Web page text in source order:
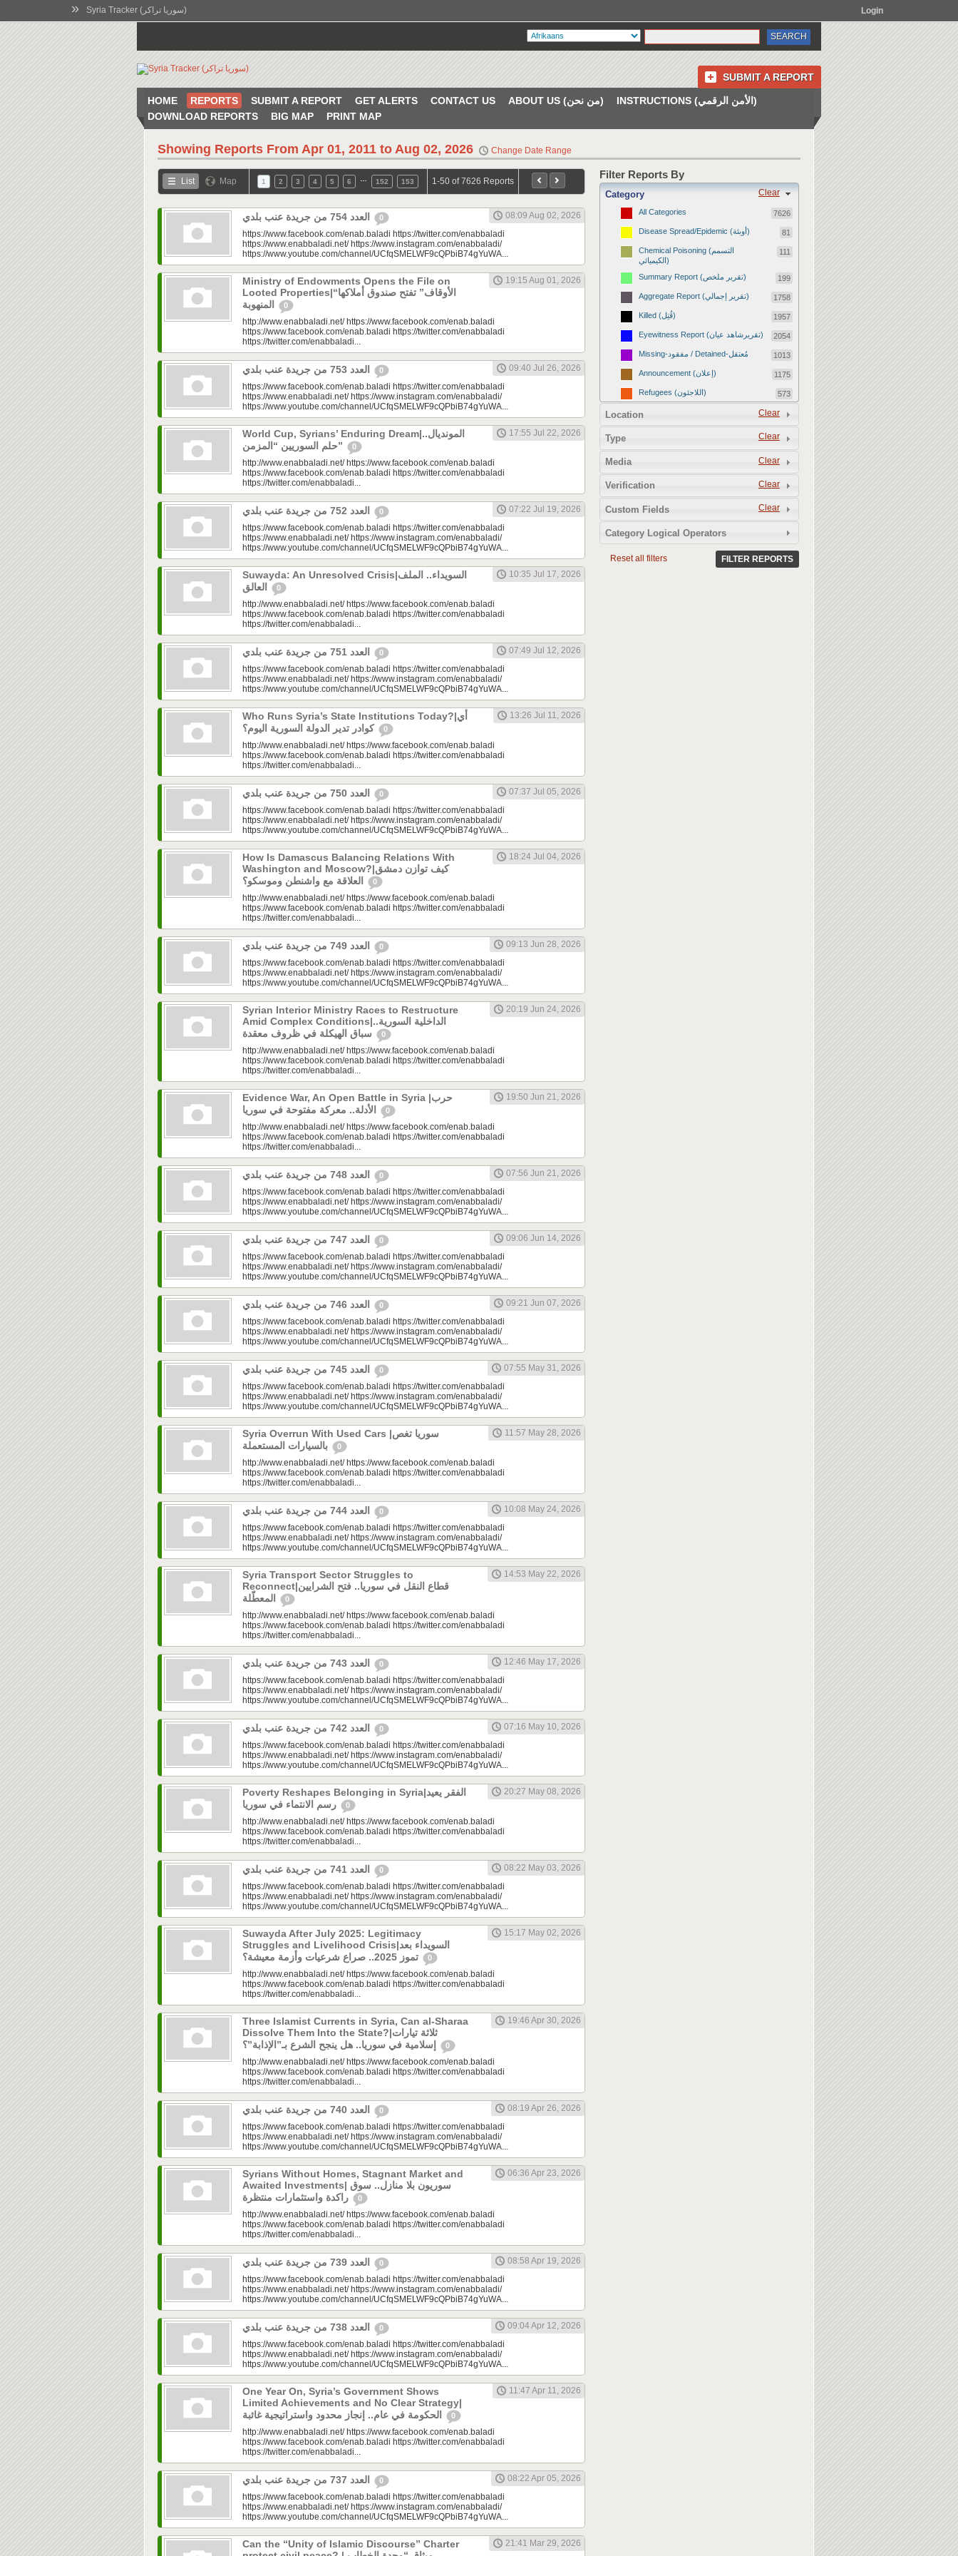
» Syria Tracker (سوريا تراكر) Login
SUBMIT A REPORT
HOME REPORTS SUBMIT A REPORT GET ALERTS CONTACT US ABOUT US (من نحن)
INSTRUCTIONS (الأمن الرقمي)
DOWNLOAD REPORTS
BIG MAP PRINT MAP
Showing Reports From Apr 01, 2011 to Aug 02, 2026 Change Date Range
List Map 1 2 3 4 5 6 152 153 1-50 of 7626 Reports
0
08:09 Aug 02, 2026
https://www.facebook.com/enab.baladi https://twitter.com/enabbaladi
https://www.enabbaladi.net/ https://www.instagram.com/enabbaladi/
https://www.youtube.com/channel/UCfqSMELWF9cQPbiB74gYuWA...
Ministry of Endowments Opens the File on
Looted Properties|“الأوقاف” تفتح صندوق أملاكها
0
19:15 Aug 01, 2026
http://www.enabbaladi.net/ https://www.facebook.com/enab.baladi
https://www.facebook.com/enab.baladi https://twitter.com/enabbaladi
https://twitter.com/enabbaladi...
0
09:40 Jul 26, 2026
https://www.facebook.com/enab.baladi https://twitter.com/enabbaladi
https://www.enabbaladi.net/ https://www.instagram.com/enabbaladi/
https://www.youtube.com/channel/UCfqSMELWF9cQPbiB74gYuWA...
World Cup, Syrians’ Enduring Dream|المونديال..
حلم السوريين “المزمن”
0
17:55 Jul 22, 2026
http://www.enabbaladi.net/ https://www.facebook.com/enab.baladi
https://www.facebook.com/enab.baladi https://twitter.com/enabbaladi
https://twitter.com/enabbaladi...
0
07:22 Jul 19, 2026
https://www.facebook.com/enab.baladi https://twitter.com/enabbaladi
https://www.enabbaladi.net/ https://www.instagram.com/enabbaladi/
https://www.youtube.com/channel/UCfqSMELWF9cQPbiB74gYuWA...
Suwayda: An Unresolved Crisis|السويداء.. الملف
0
10:35 Jul 17, 2026
http://www.enabbaladi.net/ https://www.facebook.com/enab.baladi
https://www.facebook.com/enab.baladi https://twitter.com/enabbaladi
https://twitter.com/enabbaladi...
0
07:49 Jul 12, 2026
https://www.facebook.com/enab.baladi https://twitter.com/enabbaladi
https://www.enabbaladi.net/ https://www.instagram.com/enabbaladi/
https://www.youtube.com/channel/UCfqSMELWF9cQPbiB74gYuWA...
Who Runs Syria’s State Institutions Today?|أي
كوادر تدير الدولة السورية اليوم؟
0
13:26 Jul 11, 2026
http://www.enabbaladi.net/ https://www.facebook.com/enab.baladi
https://www.facebook.com/enab.baladi https://twitter.com/enabbaladi
https://twitter.com/enabbaladi...
0
07:37 Jul 05, 2026
https://www.facebook.com/enab.baladi https://twitter.com/enabbaladi
https://www.enabbaladi.net/ https://www.instagram.com/enabbaladi/
https://www.youtube.com/channel/UCfqSMELWF9cQPbiB74gYuWA...
How Is Damascus Balancing Relations With
Washington and Moscow?|كيف توازن دمشق
0
18:24 Jul 04, 2026
http://www.enabbaladi.net/ https://www.facebook.com/enab.baladi
https://www.facebook.com/enab.baladi https://twitter.com/enabbaladi
https://twitter.com/enabbaladi...
0
09:13 Jun 28, 2026
https://www.facebook.com/enab.baladi https://twitter.com/enabbaladi
https://www.enabbaladi.net/ https://www.instagram.com/enabbaladi/
https://www.youtube.com/channel/UCfqSMELWF9cQPbiB74gYuWA...
Syrian Interior Ministry Races to Restructure
Amid Complex Conditions|الداخلية السورية..
0
20:19 Jun 24, 2026
http://www.enabbaladi.net/ https://www.facebook.com/enab.baladi
https://www.facebook.com/enab.baladi https://twitter.com/enabbaladi
https://twitter.com/enabbaladi...
Evidence War, An Open Battle in Syria |حرب
0
19:50 Jun 21, 2026
http://www.enabbaladi.net/ https://www.facebook.com/enab.baladi
https://www.facebook.com/enab.baladi https://twitter.com/enabbaladi
https://twitter.com/enabbaladi...
0
07:56 Jun 21, 2026
https://www.facebook.com/enab.baladi https://twitter.com/enabbaladi
https://www.enabbaladi.net/ https://www.instagram.com/enabbaladi/
https://www.youtube.com/channel/UCfqSMELWF9cQPbiB74gYuWA...
0
09:06 Jun 14, 2026
https://www.facebook.com/enab.baladi https://twitter.com/enabbaladi
https://www.enabbaladi.net/ https://www.instagram.com/enabbaladi/
https://www.youtube.com/channel/UCfqSMELWF9cQPbiB74gYuWA...
0
09:21 Jun 07, 2026
https://www.facebook.com/enab.baladi https://twitter.com/enabbaladi
https://www.enabbaladi.net/ https://www.instagram.com/enabbaladi/
https://www.youtube.com/channel/UCfqSMELWF9cQPbiB74gYuWA...
0
07:55 May 31, 2026
https://www.facebook.com/enab.baladi https://twitter.com/enabbaladi
https://www.enabbaladi.net/ https://www.instagram.com/enabbaladi/
https://www.youtube.com/channel/UCfqSMELWF9cQPbiB74gYuWA...
Syria Overrun With Used Cars |سوريا تغص
0
11:57 May 28, 2026
http://www.enabbaladi.net/ https://www.facebook.com/enab.baladi
https://www.facebook.com/enab.baladi https://twitter.com/enabbaladi
https://twitter.com/enabbaladi...
0
10:08 May 24, 2026
https://www.facebook.com/enab.baladi https://twitter.com/enabbaladi
https://www.enabbaladi.net/ https://www.instagram.com/enabbaladi/
https://www.youtube.com/channel/UCfqSMELWF9cQPbiB74gYuWA...
Syria Transport Sector Struggles to
Reconnect|قطاع النقل في سوريا.. فتح الشرايين
0
14:53 May 22, 2026
http://www.enabbaladi.net/ https://www.facebook.com/enab.baladi
https://www.facebook.com/enab.baladi https://twitter.com/enabbaladi
https://twitter.com/enabbaladi...
0
12:46 May 17, 2026
https://www.facebook.com/enab.baladi https://twitter.com/enabbaladi
https://www.enabbaladi.net/ https://www.instagram.com/enabbaladi/
https://www.youtube.com/channel/UCfqSMELWF9cQPbiB74gYuWA...
0
07:16 May 10, 2026
https://www.facebook.com/enab.baladi https://twitter.com/enabbaladi
https://www.enabbaladi.net/ https://www.instagram.com/enabbaladi/
https://www.youtube.com/channel/UCfqSMELWF9cQPbiB74gYuWA...
Poverty Reshapes Belonging in Syria|الفقر يعيد
0
20:27 May 08, 2026
http://www.enabbaladi.net/ https://www.facebook.com/enab.baladi
https://www.facebook.com/enab.baladi https://twitter.com/enabbaladi
https://twitter.com/enabbaladi...
0
08:22 May 03, 2026
https://www.facebook.com/enab.baladi https://twitter.com/enabbaladi
https://www.enabbaladi.net/ https://www.instagram.com/enabbaladi/
https://www.youtube.com/channel/UCfqSMELWF9cQPbiB74gYuWA...
Suwayda After July 2025: Legitimacy
Struggles and Livelihood Crisis|السويداء بعد
0
15:17 May 02, 2026
http://www.enabbaladi.net/ https://www.facebook.com/enab.baladi
https://www.facebook.com/enab.baladi https://twitter.com/enabbaladi
https://twitter.com/enabbaladi...
Three Islamist Currents in Syria, Can al-Sharaa
Dissolve Them Into the State?|ثلاثة تيارات
0
19:46 Apr 30, 2026
http://www.enabbaladi.net/ https://www.facebook.com/enab.baladi
https://www.facebook.com/enab.baladi https://twitter.com/enabbaladi
https://twitter.com/enabbaladi...
0
08:19 Apr 26, 2026
https://www.facebook.com/enab.baladi https://twitter.com/enabbaladi
https://www.enabbaladi.net/ https://www.instagram.com/enabbaladi/
https://www.youtube.com/channel/UCfqSMELWF9cQPbiB74gYuWA...
Syrians Without Homes, Stagnant Market and
Awaited Investments| سوريون بلا منازل.. سوق
0
06:36 Apr 23, 2026
http://www.enabbaladi.net/ https://www.facebook.com/enab.baladi
https://www.facebook.com/enab.baladi https://twitter.com/enabbaladi
https://twitter.com/enabbaladi...
0
08:58 Apr 19, 2026
https://www.facebook.com/enab.baladi https://twitter.com/enabbaladi
https://www.enabbaladi.net/ https://www.instagram.com/enabbaladi/
https://www.youtube.com/channel/UCfqSMELWF9cQPbiB74gYuWA...
0
09:04 Apr 12, 2026
https://www.facebook.com/enab.baladi https://twitter.com/enabbaladi
https://www.enabbaladi.net/ https://www.instagram.com/enabbaladi/
https://www.youtube.com/channel/UCfqSMELWF9cQPbiB74gYuWA...
One Year On, Syria’s Government Shows
Limited Achievements and No Clear Strategy|
0
11:47 Apr 11, 2026
http://www.enabbaladi.net/ https://www.facebook.com/enab.baladi
https://www.facebook.com/enab.baladi https://twitter.com/enabbaladi
https://twitter.com/enabbaladi...
0
08:22 Apr 05, 2026
https://www.facebook.com/enab.baladi https://twitter.com/enabbaladi
https://www.enabbaladi.net/ https://www.instagram.com/enabbaladi/
https://www.youtube.com/channel/UCfqSMELWF9cQPbiB74gYuWA...
Can the “Unity of Islamic Discourse” Charter
21:41 Mar 29, 2026
Filter Reports By
Clear
Category
All Categories 7626
Disease Spread/Epidemic (أوبئة) 81
Chemical Poisoning (التسمم
الكيميائي)
111
Summary Report (تقرير ملخص) 199
Aggregate Report (تقرير إجمالي) 1758
Killed (قُتِل) 1957
Eyewitness Report (تقريرشاهد عيان) 2054
Missing-مفقود / Detained-مُعتقل 1013
Announcement (إعلان) 1175
Refugees (اللاجئون) 573
1672
Revenge Killings (القتل بدافع الانتقام) 11
2
13
Clear
Location
Clear
Type
Clear
Media
Clear
Verification
Clear
Custom Fields
Category Logical Operators
Reset all filters FILTER REPORTS